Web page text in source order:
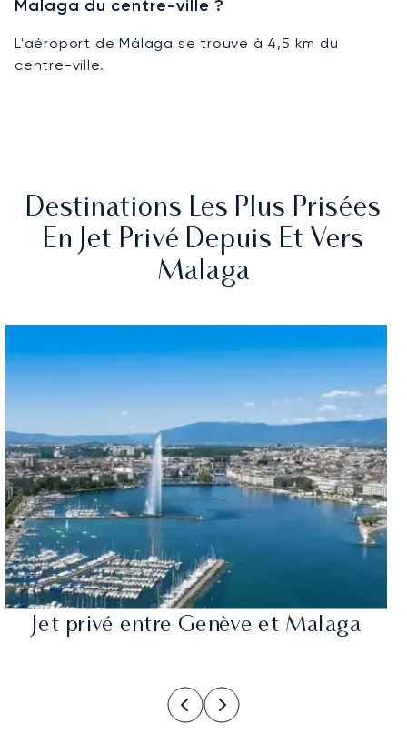
Malaga du centre-ville ?
L'aéroport de Málaga se trouve à 4,5 km du
centre-ville.
Destinations Les Plus Prisées
En Jet Privé Depuis Et Vers
Malaga
Jet privé entre Genève et Malaga